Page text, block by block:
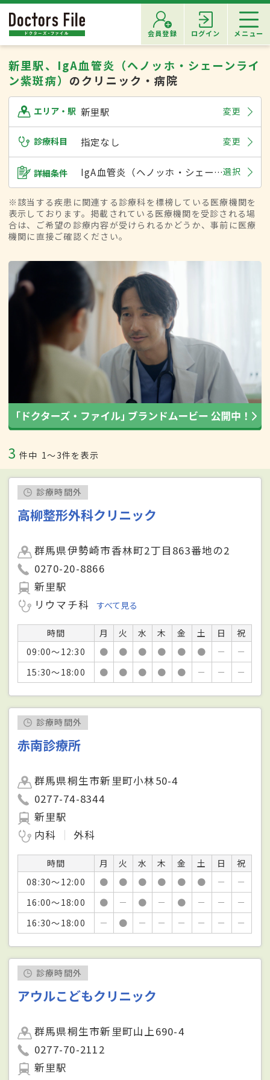
会員登録 ログイン メニュー
新里駅、IgA血管炎（ヘノッホ・シェーンライ
ン紫斑病） のクリニック・病院
エリア・駅 新里駅 変更
診療科目 指定なし 変更
詳細条件 IgA血管炎（ヘノッホ・シェーンライン紫斑病）選択
※該当する疾患に関連する診療科を標榜している医療機関を
表示しております。掲載されている医療機関を受診される場
合は、ご希望の診療内容が受けられるかどうか、事前に医療
機関に直接ご確認ください。
3 件中 1〜3件を表示
診療時間外
高柳整形外科クリニック
群馬県伊勢崎市香林町2丁目863番地の2
0270-20-8866
新里駅
リウマチ科
すべて見る
時間 月 火 水 木 金 土 日
祝
09:00～12:30
● ● ● ● ● ● －
－
15:30～18:00
● ● ● ● ● － － －
診療時間外
赤南診療所
群馬県桐生市新里町小林50-4
0277-74-8344
新里駅
内科
外科
時間 月 火 水 木 金 土 日
祝
08:30～12:00
● ● ● ● ● ● －
－
16:00～18:00
● － ● － ● － －
－
16:30～18:00
－ ● － － － － － －
診療時間外
アウルこどもクリニック
群馬県桐生市新里町山上690-4
0277-70-2112
新里駅